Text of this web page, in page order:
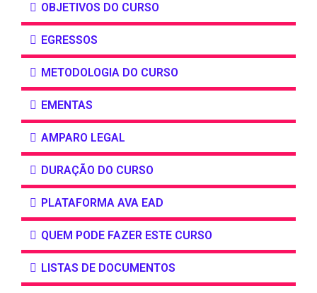
OBJETIVOS DO CURSO
EGRESSOS
METODOLOGIA DO CURSO
EMENTAS
AMPARO LEGAL
DURAÇÃO DO CURSO
PLATAFORMA AVA EAD
QUEM PODE FAZER ESTE CURSO
LISTAS DE DOCUMENTOS